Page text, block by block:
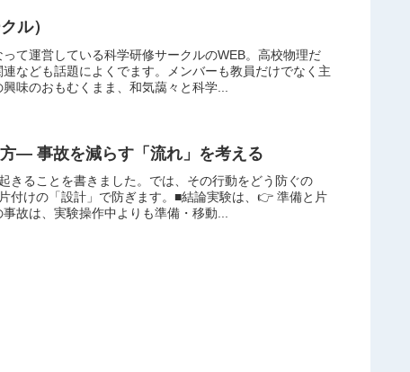
ル）
て運営している科学研修サークルのWEB。高校物理だ
なども話題によくでます。メンバーも教員だけでなく主
味のおもむくまま、和気藹々と科学...
― 事故を減らす「流れ」を考える
きることを書きました。では、その行動をどう防ぐの
付けの「設計」で防ぎます。■結論実験は、👉 準備と片
故は、実験操作中よりも準備・移動...